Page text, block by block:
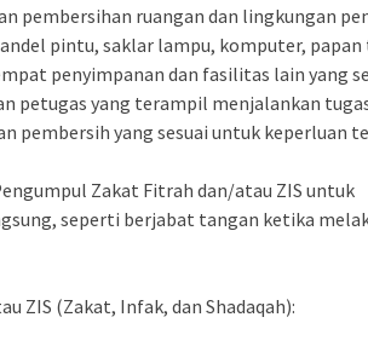
pembersihan ruangan dan lingkungan
pintu, saklar lampu, komputer,
penyimpanan dan fasilitas lain yang
petugas yang terampil menjalankan
pembersih yang sesuai untuk keperluan
Zakat Fitrah dan/atau ZIS untuk
seperti berjabat tangan ketika
ZIS (Zakat, Infak, dan Shadaqah):